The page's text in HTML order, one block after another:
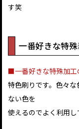
す笑
一番好きな特
■一番好きな特殊加工
特色刷りです。色々な
ない色を
使えるのでよく利用し